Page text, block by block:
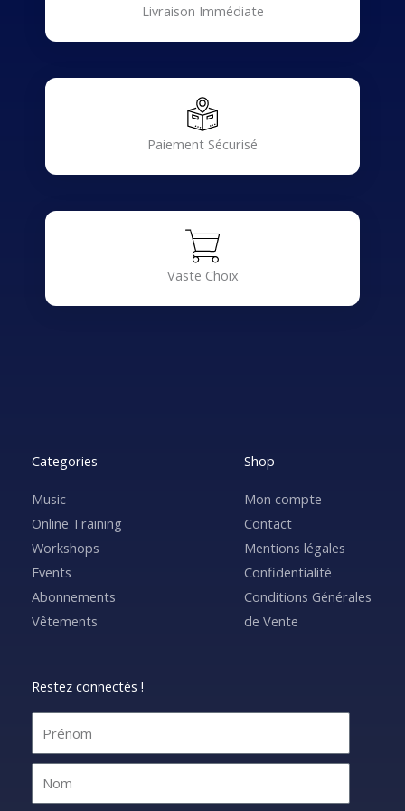
Livraison Immédiate
Paiement Sécurisé
Vaste Choix
Categories
Music
Online Training
Workshops
Events
Abonnements
Vêtements
Shop
Mon compte
Contact
Mentions légales
Confidentialité
Conditions Générales
de Vente
Restez connectés !